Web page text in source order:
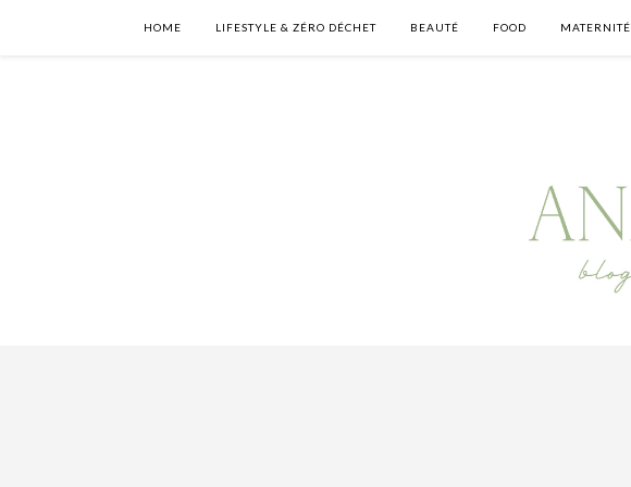
HOME LIFESTYLE & ZÉRO DÉCHET BEAUTÉ FOOD MATERNITÉ